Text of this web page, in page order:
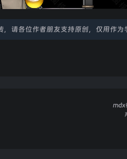
，请各位作者朋友支持原创，仅用作
mdx